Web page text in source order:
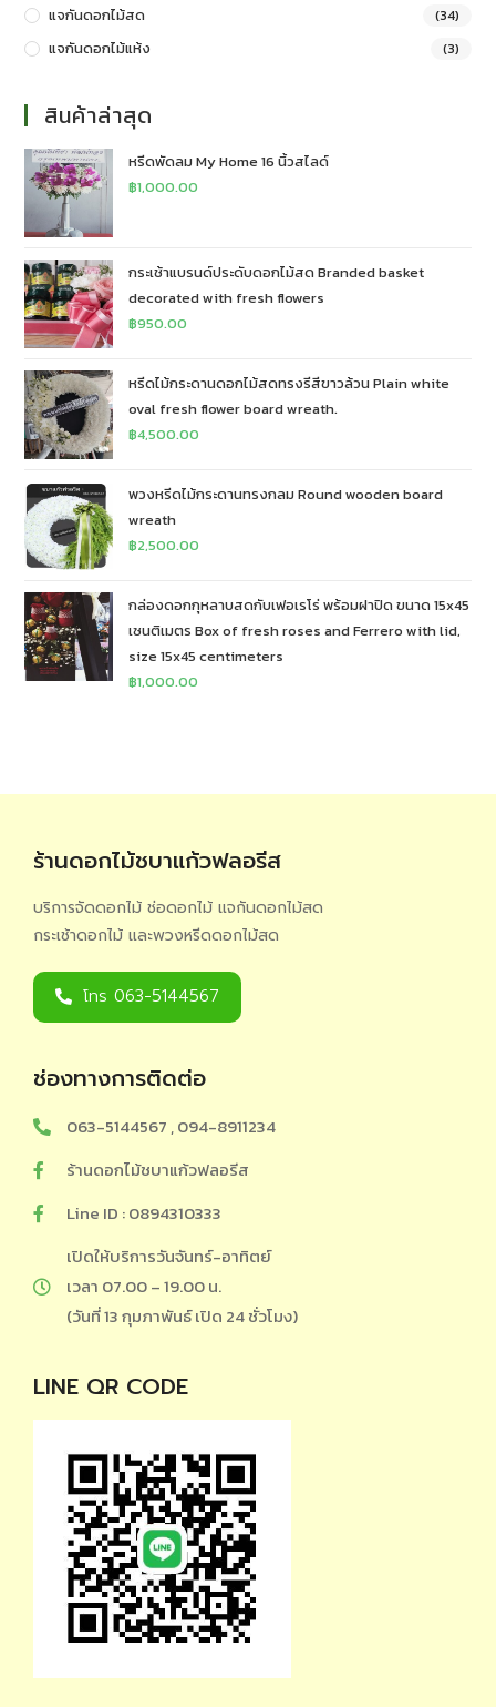
แจกันดอกไม้สด (34)
แจกันดอกไม้แห้ง (3)
สินค้าล่าสุด
หรีดพัดลม My Home 16 นิ้วสไลด์
฿1,000.00
กระเช้าแบรนด์ประดับดอกไม้สด Branded basket
decorated with fresh flowers
฿950.00
หรีดไม้กระดานดอกไม้สดทรงรีสีขาวล้วน Plain white
oval fresh flower board wreath.
฿4,500.00
พวงหรีดไม้กระดานทรงกลม Round wooden board
wreath
฿2,500.00
กล่องดอกกุหลาบสดกับเฟอเรโร่ พร้อมฝาปิด ขนาด 15x45
เซนติเมตร Box of fresh roses and Ferrero with lid,
size 15x45 centimeters
฿1,000.00
ร้านดอกไม้ชบาแก้วฟลอรีส
บริการจัดดอกไม้ ช่อดอกไม้ แจกันดอกไม้สด
กระเช้าดอกไม้ และพวงหรีดดอกไม้สด
โทร 063-5144567
ช่องทางการติดต่อ
063-5144567 , 094-8911234
ร้านดอกไม้ชบาแก้วฟลอรีส
Line ID : 0894310333
เปิดให้บริการวันจันทร์-อาทิตย์
เวลา 07.00 – 19.00 น.
(วันที่ 13 กุมภาพันธ์ เปิด 24 ชั่วโมง)
LINE QR CODE